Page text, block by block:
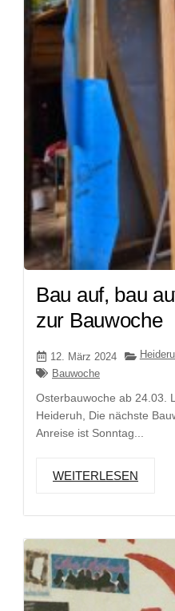
Bau auf, bau
zur Bauwoche
12. März 2024
Bauwoche
Osterbauwoche ab 24.03.
Heideruh, Die nächste
Anreise ist Sonntag...
WEITERLESEN